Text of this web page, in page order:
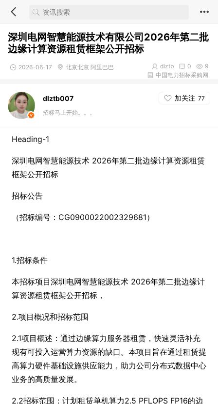
深圳电网智慧能源技术有限公司2026年第二批
边缘计算资源租赁框架公开招标
2026-06-17 北京北京 阿里巴巴 9
0
dlztb
中国电力招标采购网
dlztb007 加关注 77
招标马上开始。。。
Heading-1
深圳电网智慧能源技术 2026年第二批边缘计算资源租赁
框架公开招标
招标公告
（招标编号：CG0900022002329681）
1.招标条件
本招标项目深圳电网智慧能源技术 2026年第二批边缘计
算资源租赁框架公开招标，
2.项目概况和招标范围
2.1项目概述：通过边缘算力服务器租赁，快速灵活补充
现有可投入运营算力资源的缺口。本项目旨在通过租赁提
高算力硬件基础设施供应能力，助力公司分布式数据中心
业务的高质量发展。
2.2招标范围：计划租赁单机算力2.5 PFLOPS FP16的边